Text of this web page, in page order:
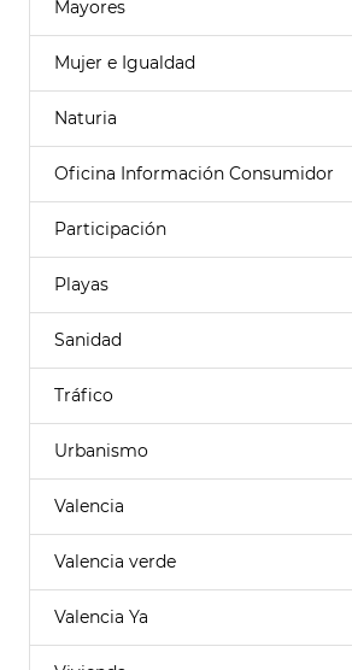
Mayores
Mujer e Igualdad
Naturia
Oficina Información Consumidor
Participación
Playas
Sanidad
Tráfico
Urbanismo
Valencia
Valencia verde
Valencia Ya